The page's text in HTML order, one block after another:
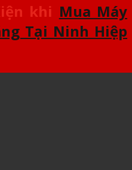
khi Mua Máy
Tại Ninh Hiệp